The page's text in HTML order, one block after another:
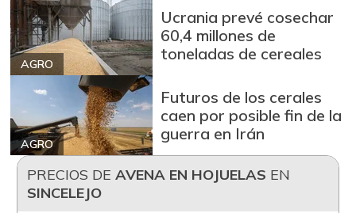
AGRO
Ucrania prevé cosechar
60,4 millones de
toneladas de cereales
AGRO
Futuros de los cerales
caen por posible fin de la
guerra en Irán
PRECIOS DE AVENA EN HOJUELAS EN
SINCELEJO